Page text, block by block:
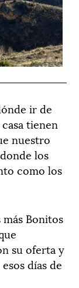
ir de
tienen
nuestro
los
como los
Bonitos
su oferta y
días de